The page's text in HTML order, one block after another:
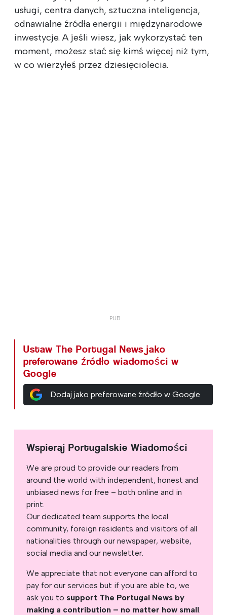
usługi, centra danych, sztuczna inteligencja,
odnawialne źródła energii i międzynarodowe
inwestycje. A jeśli wiesz, jak wykorzystać ten
moment, możesz stać się kimś więcej niż tym,
w co wierzyłeś przez dziesięciolecia.
Ustaw The Portugal News jako
preferowane źródło wiadomości w
Google
Dodaj jako preferowane źródło w Google
Wspieraj Portugalskie Wiadomości
We are proud to provide our readers from
around the world with independent, honest and
unbiased news for free – both online and in
print.
Our dedicated team supports the local
community, foreign residents and visitors of all
nationalities through our newspaper, website,
social media and our newsletter.
We appreciate that not everyone can afford to
pay for our services but if you are able to, we
ask you to support The Portugal News by
making a contribution – no matter how small.